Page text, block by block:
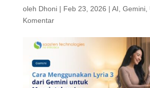
oleh Dhoni| Feb 23, 2026 | AI Gemini,
Komentar